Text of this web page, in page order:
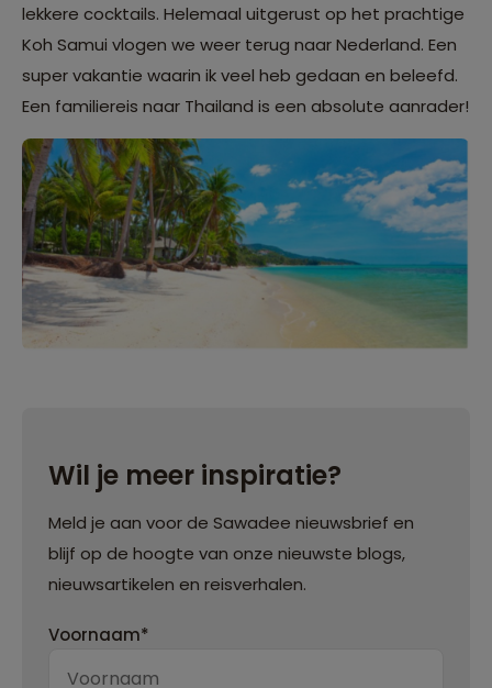
lekkere cocktails. Helemaal uitgerust op het prachtige
Koh Samui vlogen we weer terug naar Nederland. Een
super vakantie waarin ik veel heb gedaan en beleefd.
Een familiereis naar Thailand is een absolute aanrader!
Wil je meer inspiratie?
Meld je aan voor de Sawadee nieuwsbrief en
blijf op de hoogte van onze nieuwste blogs,
nieuwsartikelen en reisverhalen.
Voornaam*